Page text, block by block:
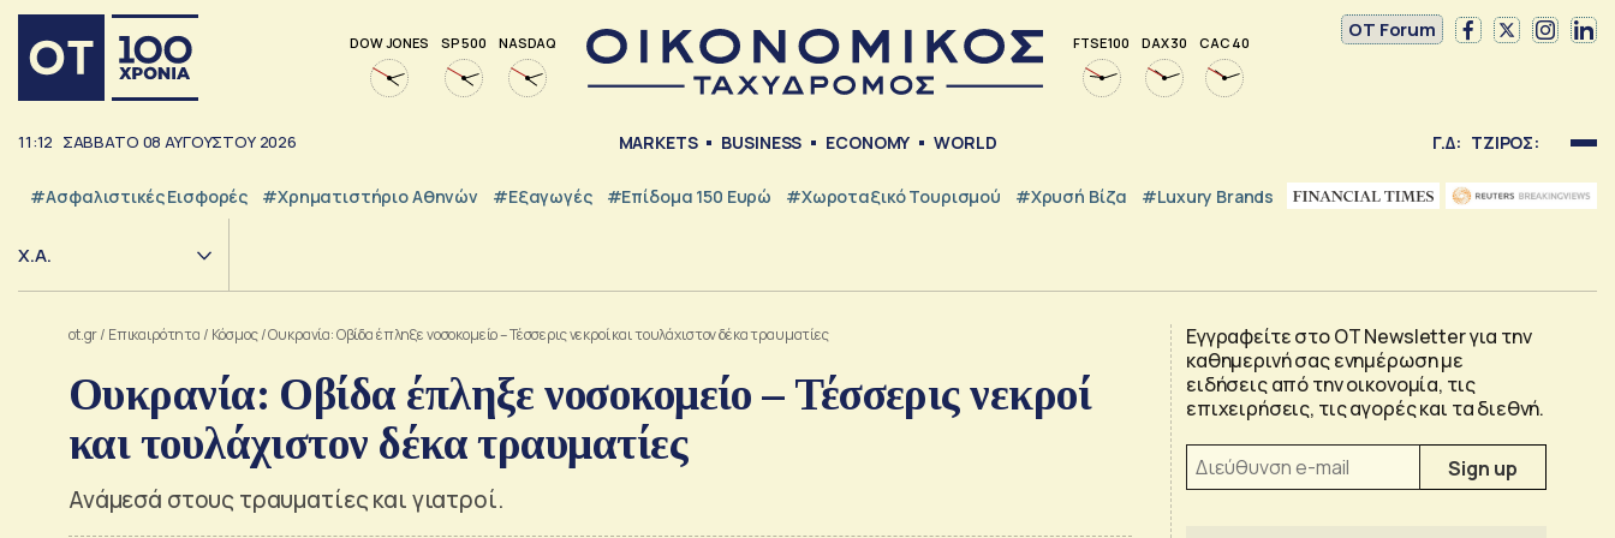
DOW JONES SP 500 NASDAQ FTSE 100 DAX 30 CAC 40
OT Forum
11:12 ΣΑΒΒΑΤΟ 08 ΑΥΓΟΥΣΤΟΥ 2026 MARKETS BUSINESS ECONOMY WORLD Γ.Δ: ΤΖΙΡΟΣ:
#Ασφαλιστικές Εισφορές #Χρηματιστήριο Αθηνών #εξαγωγές #Επίδομα 150 Ευρώ #Χωροταξικό Τουρισμού #Χρυσή Βίζα #luxury Brands
Χ.Α.
ot.gr/ Επικαιρότητα / Κόσμος/Ουκρανία: Οβίδα έπληξε νοσοκομείο – Τέσσερις νεκροί και τουλάχιστον δέκα τραυματίες
Ουκρανία: Οβίδα έπληξε νοσοκομείο – Τέσσερις νεκροί
και τουλάχιστον δέκα τραυματίες
Ανάμεσά στους τραυματίες και γιατροί.
Εγγραφείτε στο OT Newsletter για την
καθημερινή σας ενημέρωση με
ειδήσεις από την οικονομία, τις
επιχειρήσεις, τις αγορές και τα διεθνή.